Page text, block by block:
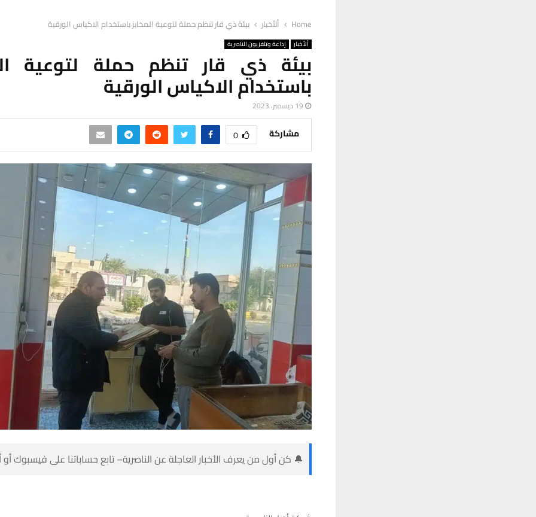
Home ألأخبار بيئة ذي قار تنظم حملة لتوعية المخابز باستخدام الاكياس الورقية
ألأخبار إذاعة وتلفزيون الناصرية
بيئة ذي قار تنظم حملة لتوعية
باستخدام الاكياس الورقية
19 ديسمبر، 2023
مشاركة 0
🔔 كن أول من يعرف الأخبار العاجلة عن الناصرية– تابع حساباتنا على فيسبوك